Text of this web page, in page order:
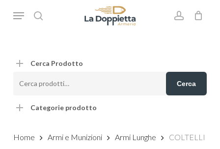
search account
Menu
Cerca Prodotto
Cerca
Categorie prodotto
Home Armi e Munizioni Armi Lunghe COLTELLI